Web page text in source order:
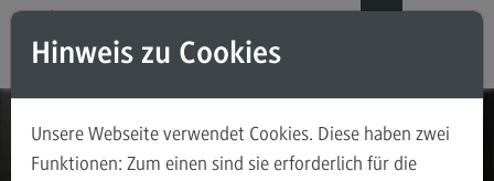
Direkt zum Inhalt
Direkt zum Hauptmenu
Direkt zum Footer
Modul-O-Mat
Masterstudiengänge
Hinweis zu Cookies
Unsere Webseite verwendet Cookies. Diese haben zwei
Funktionen: Zum einen sind sie erforderlich für die